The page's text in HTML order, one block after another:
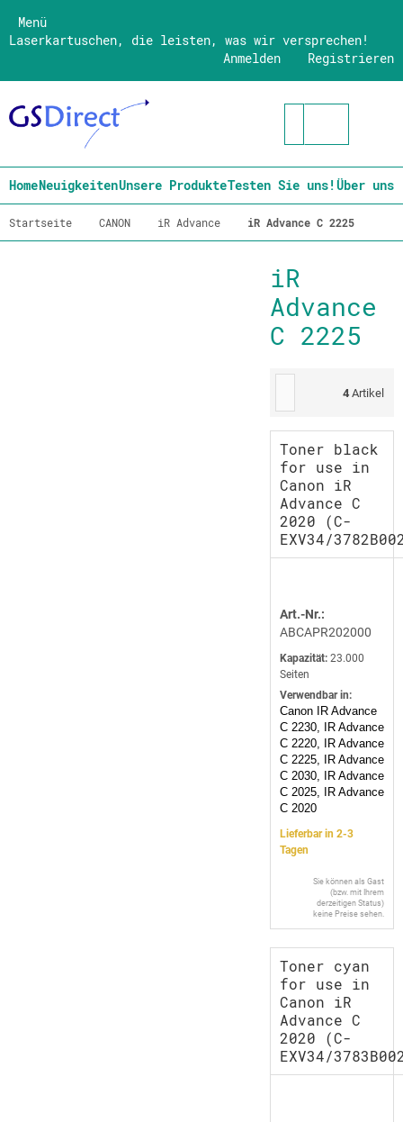
Menü
Laserkartuschen, die leisten, was wir versprechen!
Registrieren
Anmelden
HomeNeuigkeitenUnsere ProdukteTesten Sie uns!Über uns
Startseite CANON iR Advance iR Advance C 2225
iR
Advance
C 2225
4 Artikel
Toner black
for use in
Canon iR
Advance C
2020 (C-
EXV34/
Art.-Nr.:
ABCAPR202000
Kapazität: 23.000
Seiten
Verwendbar in:
Canon IR Advance
C 2230, IR Advance
C 2220, IR Advance
C 2225, IR Advance
C 2030, IR Advance
C 2025, IR Advance
C 2020
Lieferbar in 2-3
Tagen
Sie können als Gast
(bzw. mit Ihrem
derzeitigen Status)
keine Preise sehen.
Toner cyan
for use in
Canon iR
Advance C
2020 (C-
EXV34/